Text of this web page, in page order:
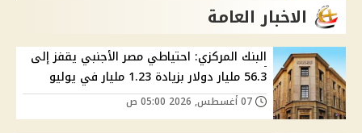
الاخبار العامة
البنك المركزي: احتياطي مصر الأجنبي يقفز إلى
56.3 مليار دولار بزيادة 1.23 مليار في يوليو